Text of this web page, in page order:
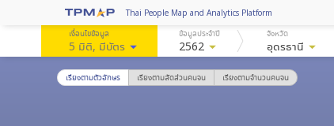
Thai People Map and Analytics Platform
เงื่อนไขข้อมูล
5 มิติ, มีบัตรarrow_drop_down
ข้อมูลประจำปี
2562 arrow_drop_down
จังหวัด
อุดรธานี arrow_drop_down
เรียงตามตัวอักษร เรียงตามสัดส่วนคนจน เรียงตามจำนวนคนจน